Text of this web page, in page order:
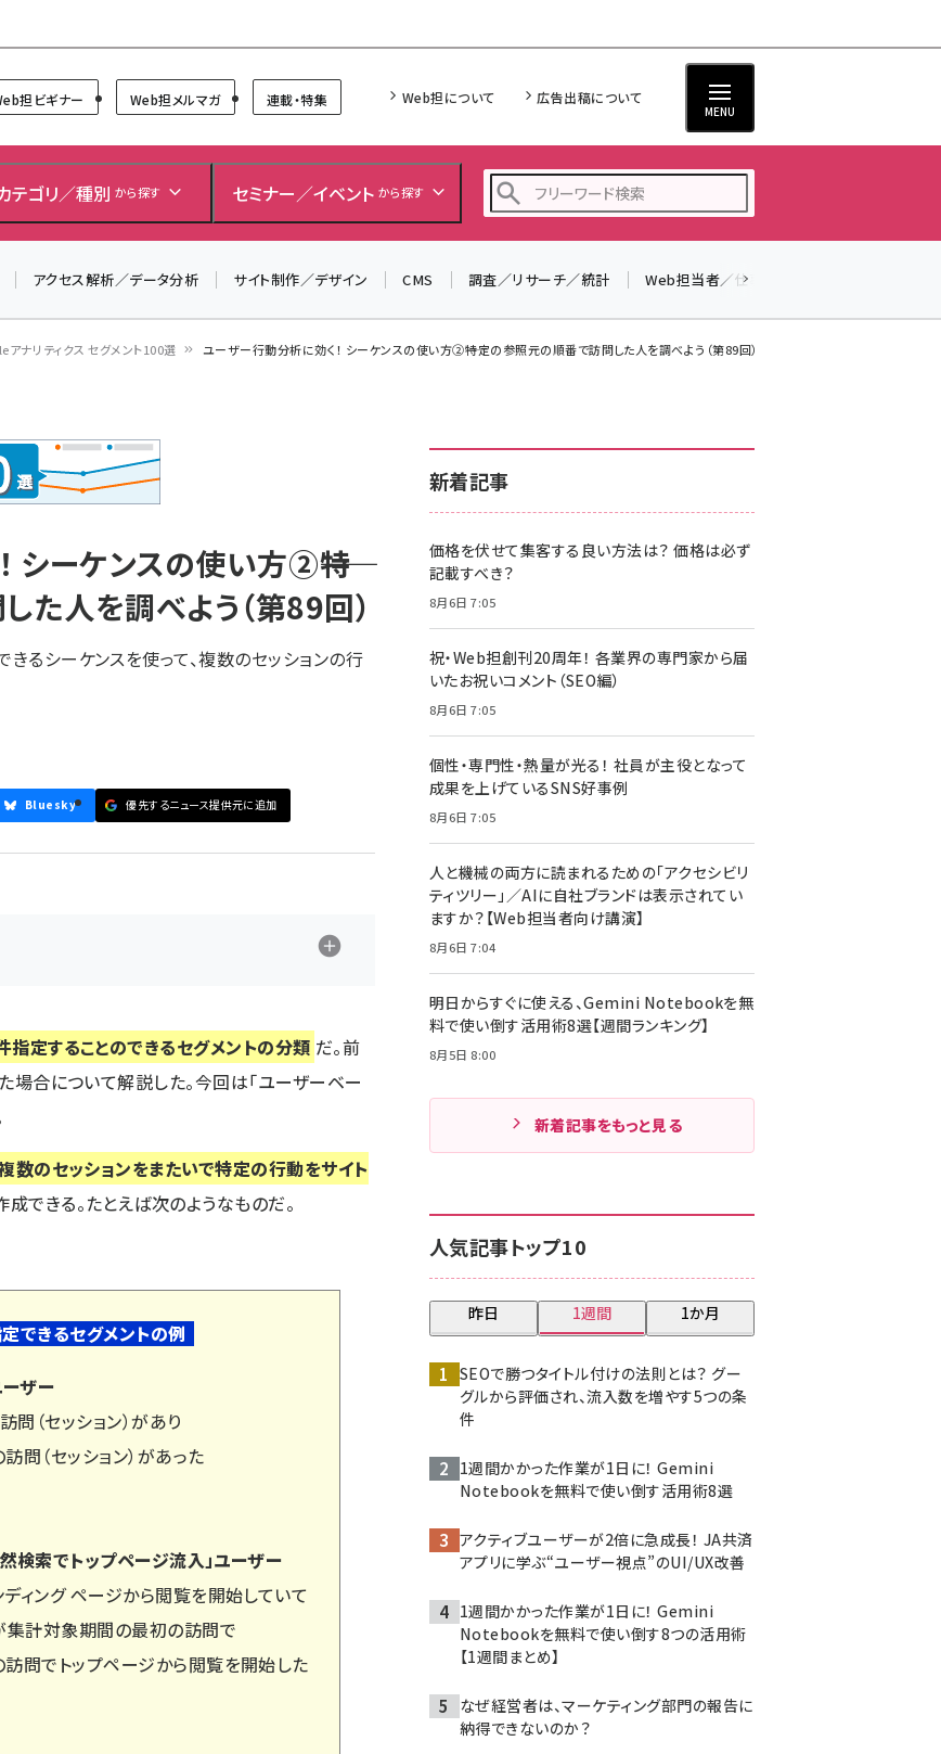
担ビギナー Web担メルマガ 連載・特集 Web担について 広告出稿について
MENU
テゴリ／種別 から探す セミナー／イベント から探す
ai (2804)
z世代 (1622)
meo (1275)
アクセス解析／データ分析 サイト制作／デザイン CMS 調査／リサーチ／統計 Web担当者／仕事
アナリティクス セグメント100選 ユーザー行動分析に効く！ シーケンスの使い方②――特定の参照元の順番で訪問した人を調べよう（第89回）
シーケンスの使い方②――特
た人を調べよう（第89回）
るシーケンスを使って、複数のセッションの行
Bluesky 優先するニュース提供元に追加
定することのできるセグメントの分類 だ。前
た場合について解説した。今回は「ユーザーベー
数のセッションをまたいで特定の行動をサイト
成できる。たとえば次のようなものだ。
できるセグメントの例
ザー
（セッション）があり
問（セッション）があった
検索でトップページ流入」ユーザー
ィング ページから閲覧を開始していて
集計対象期間の最初の訪問で
訪問でトップページから閲覧を開始した
新着記事
価格を伏せて集客する良い方法は？ 価格は必ず
記載すべき？
8月6日 7:05
祝・Web担創刊20周年！ 各業界の専門家から届
いたお祝いコメント（SEO編）
8月6日 7:05
個性・専門性・熱量が光る！ 社員が主役となって
成果を上げているSNS好事例
8月6日 7:05
人と機械の両方に読まれるための「アクセシビリ
ティツリー」／AIに自社ブランドは表示されてい
ますか？【Web担当者向け講演】
8月6日 7:04
明日からすぐに使える、Gemini Notebookを無
料で使い倒す活用術8選【週間ランキング】
8月5日 8:00
新着記事をもっと見る
人気記事トップ10
昨日 1週間 1か月
SEOで勝つタイトル付けの法則とは？ グー
グルから評価され、流入数を増やす5つの条
件
1週間かかった作業が1日に！ Gemini
Notebookを無料で使い倒す活用術8選
アクティブユーザーが2倍に急成長！ JA共済
アプリに学ぶ“ユーザー視点”のUI/UX改善
1週間かかった作業が1日に！ Gemini
Notebookを無料で使い倒す8つの活用術
【1週間まとめ】
なぜ経営者は、マーケティング部門の報告に
納得できないのか？
読者アンケートにご協力ください ／
ンケートページはこちらから▼